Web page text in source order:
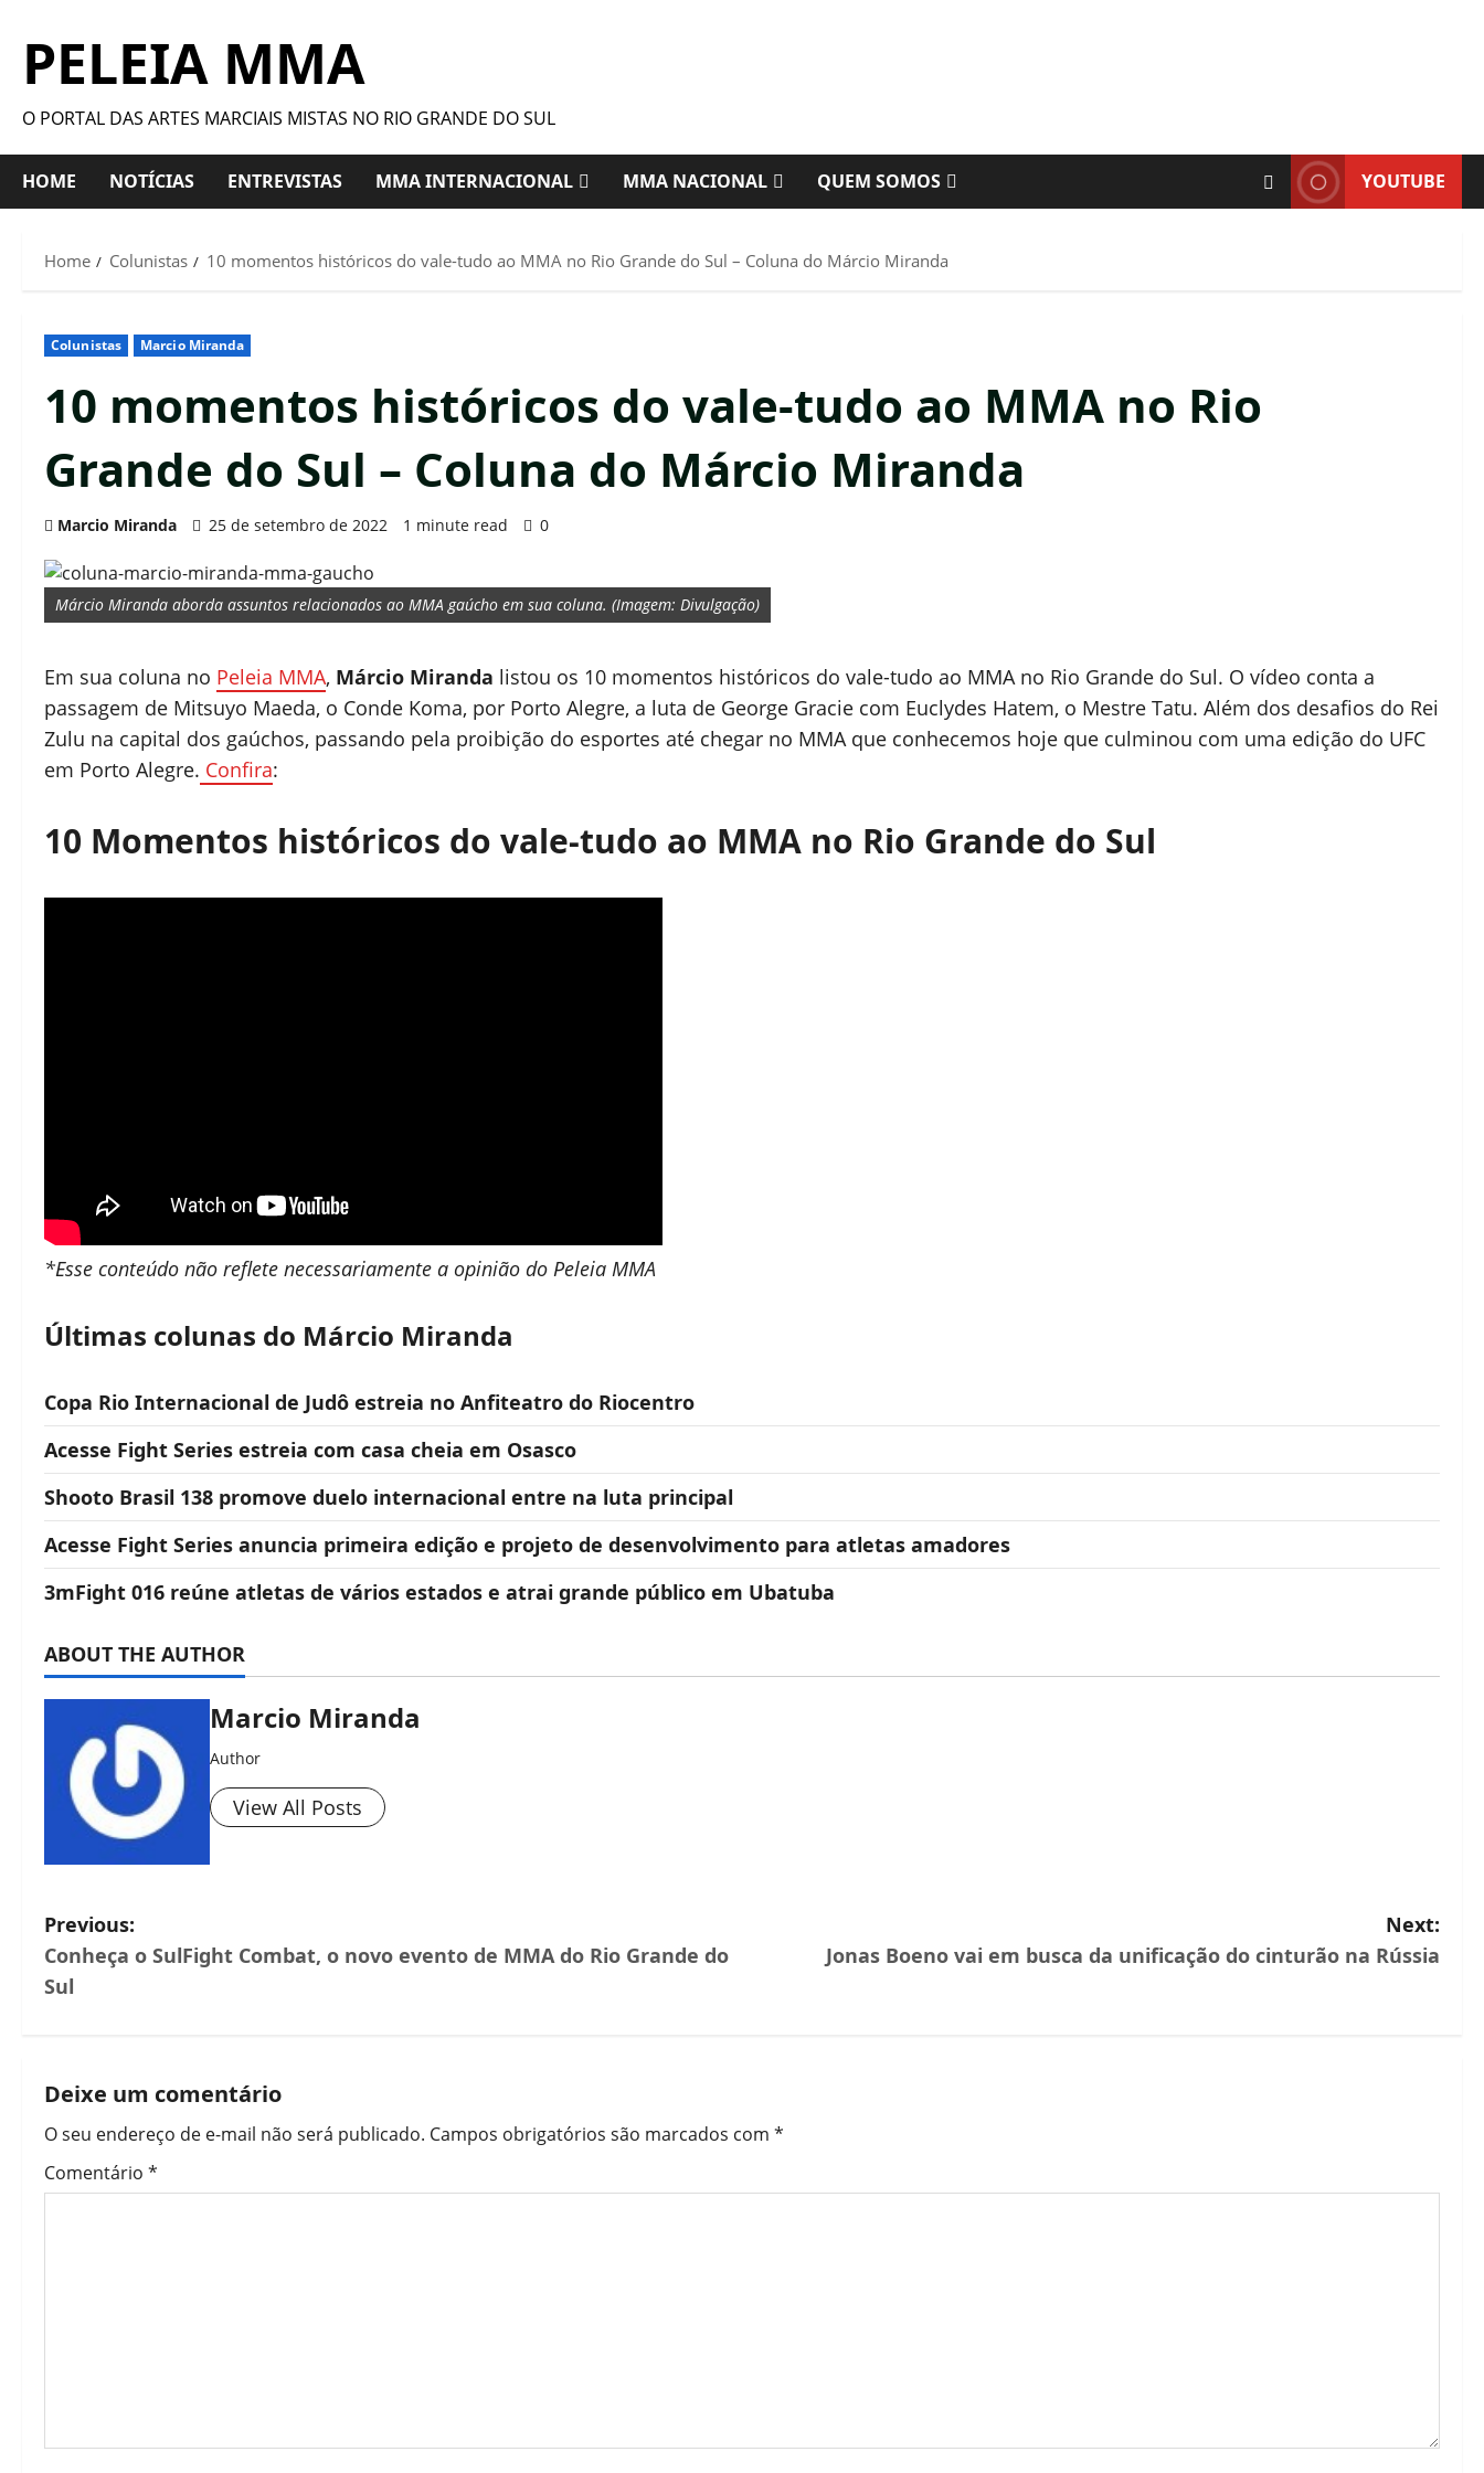
PELEIA MMA
O PORTAL DAS ARTES MARCIAIS MISTAS NO RIO GRANDE DO SUL
HOME NOTÍCIAS ENTREVISTAS MMA INTERNACIONAL MMA NACIONAL QUEM SOMOS YOUTUBE
Home Colunistas 10 momentos históricos do vale-tudo ao MMA no Rio Grande do Sul – Coluna do Márcio Miranda
Colunistas Marcio Miranda
10 momentos históricos do vale-tudo ao MMA no Rio
Grande do Sul – Coluna do Márcio Miranda
Marcio Miranda 25 de setembro de 2022 1 minute read 0
Márcio Miranda aborda assuntos relacionados ao MMA gaúcho em sua coluna. (Imagem: Divulgação)
Em sua coluna no Peleia MMA, Márcio Miranda listou os 10 momentos históricos do vale-tudo ao MMA no Rio Grande do Sul. O vídeo conta a
passagem de Mitsuyo Maeda, o Conde Koma, por Porto Alegre, a luta de George Gracie com Euclydes Hatem, o Mestre Tatu. Além dos desafios do Rei
Zulu na capital dos gaúchos, passando pela proibição do esportes até chegar no MMA que conhecemos hoje que culminou com uma edição do UFC
em Porto Alegre. Confira:
10 Momentos históricos do vale-tudo ao MMA no Rio Grande do Sul
*Esse conteúdo não reflete necessariamente a opinião do Peleia MMA
Últimas colunas do Márcio Miranda
Copa Rio Internacional de Judô estreia no Anfiteatro do Riocentro
Acesse Fight Series estreia com casa cheia em Osasco
Shooto Brasil 138 promove duelo internacional entre na luta principal
Acesse Fight Series anuncia primeira edição e projeto de desenvolvimento para atletas amadores
3mFight 016 reúne atletas de vários estados e atrai grande público em Ubatuba
ABOUT THE AUTHOR
Marcio Miranda
Author
View All Posts
Previous:
Conheça o SulFight Combat, o novo evento de MMA do Rio Grande do
Sul
Next:
Jonas Boeno vai em busca da unificação do cinturão na Rússia
Deixe um comentário
O seu endereço de e-mail não será publicado. Campos obrigatórios são marcados com *
Comentário *